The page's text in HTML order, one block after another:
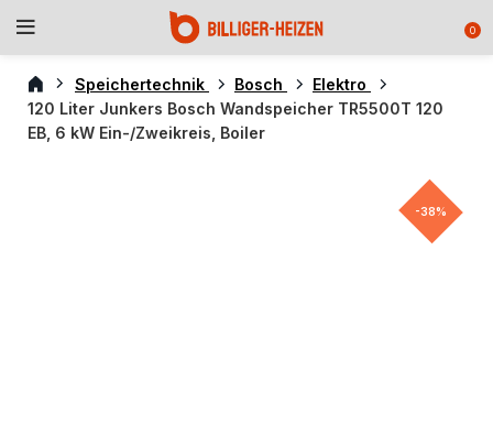
0
Speichertechnik Bosch
Elektro
120 Liter Junkers Bosch Wandspeicher TR5500T 120
EB, 6 kW Ein-/Zweikreis, Boiler
-38%